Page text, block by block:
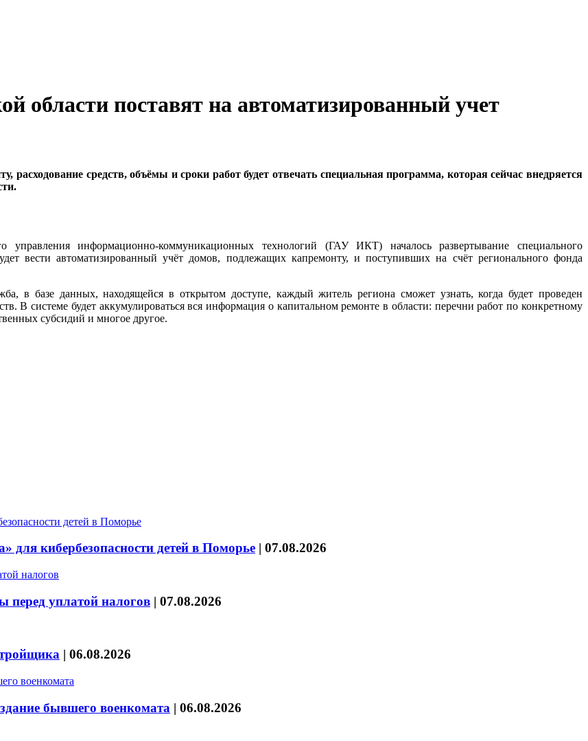
области поставят на автоматизированный учет
расходование средств, объёмы и сроки работ будет отвечать специальная программа, которая сейчас внедряется
управления информационно-коммуникационных технологий (ГАУ ИКТ) началось развертывание специального
вести автоматизированный учёт домов, подлежащих капремонту, и поступивших на счёт регионального фонда
в базе данных, находящейся в открытом доступе, каждый житель региона сможет узнать, когда будет проведен
В системе будет аккумулироваться вся информация о капитальном ремонте в области: перечни работ по конкретному
субсидий и многое другое.
для кибербезопасности детей в Поморье | 07.08.2026
перед уплатой налогов | 07.08.2026
| 06.08.2026
бывшего военкомата | 06.08.2026